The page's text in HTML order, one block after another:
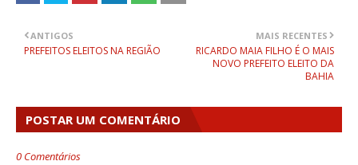
MAIS RECENTES
RICARDO MAIA FILHO É O MAIS
NOVO PREFEITO ELEITO DA
BAHIA
ANTIGOS
PREFEITOS ELEITOS NA REGIÃO
POSTAR UM COMENTÁRIO
0 Comentários